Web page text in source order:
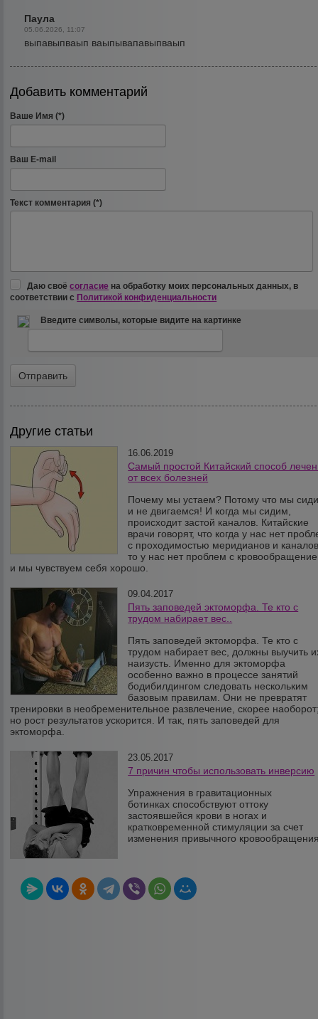
Паула
05.06.2026, 11:07
выпавыпваып ваыпывапавыпваып
Добавить комментарий
Ваше Имя (*)
Ваш E-mail
Текст комментария (*)
Даю своёсогласие на обработку моих персональных данных, в
соответствии с Политикой конфиденциальности
Введите символы, которые видите на картинке
Другие статьи
16.06.2019
Самый простой Китайский способ
от всех болезней
Почему мы устаем? Потому что мы
и не двигаемся! И когда мы сидим,
происходит застой каналов. Китайские
врачи говорят, что когда у нас нет
с проходимостью меридианов и
то у нас нет проблем с
и мы чувствуем себя хорошо.
09.04.2017
Пять заповедей эктоморфа. Те кто с
трудом набирает вес..
Пять заповедей эктоморфа. Те кто с
трудом набирает вес, должны выучить
наизусть. Именно для эктоморфа
особенно важно в процессе занятий
бодибилдингом следовать нескольким
базовым правилам. Они не превратят
тренировки в необременительное развлечение, скорее
но рост результатов ускорится. И так, пять заповедей для
эктоморфа.
23.05.2017
7 причин чтобы использовать инверсию
Упражнения в гравитационных
ботинках способствуют оттоку
застоявшейся крови в ногах и
кратковременной стимуляции за счет
изменения привычного